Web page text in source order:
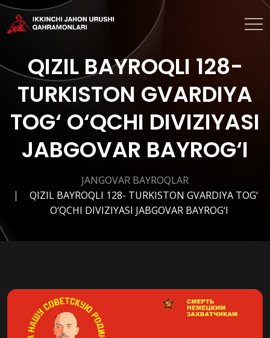
QIZIL BAYROQLI 128-
TURKISTON GVARDIYA
TOG‘ O‘QCHI DIVIZIYASI
JABGOVAR BAYROG‘I
JANGOVAR BAYROQLAR
QIZIL BAYROQLI 128- TURKISTON GVARDIYA TOG‘
O‘QCHI DIVIZIYASI JABGOVAR BAYROG‘I